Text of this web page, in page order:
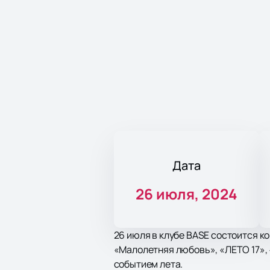
Дата
26 июля, 2024
26 июля в клубе BASE состоится
«Малолетняя любовь», «ЛЕТО
событием лета.